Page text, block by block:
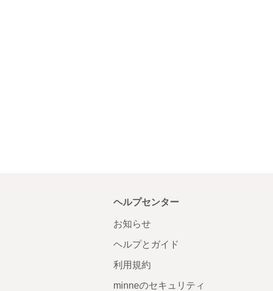
ヘルプセンター
お知らせ
ヘルプとガイド
利用規約
minneのセキュリティ